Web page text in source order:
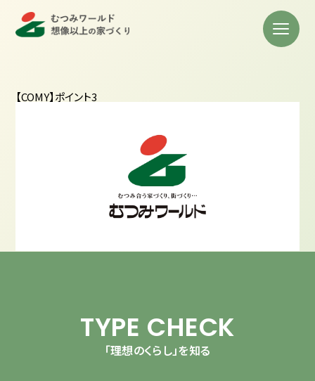
【COMY】ポイント3
TYPE CHECK
「理想のくらし」を知る